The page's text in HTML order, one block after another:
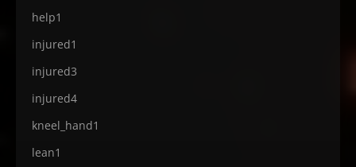
help1
injured1
injured3
injured4
kneel_hand1
lean1